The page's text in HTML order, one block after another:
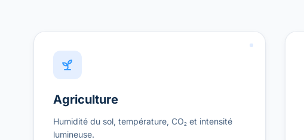
Agriculture
Humidité du sol, température, CO₂ et intensité
lumineuse.